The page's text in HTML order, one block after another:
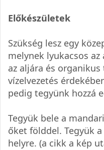
Előkészületek
Szükség lesz egy
melynek lyukacsos
az aljára és
vízelvezetés
pedig tegyünk hozzá
Tegyük bele a
őket földdel. Tegyük
helyre. (a cikk a kép